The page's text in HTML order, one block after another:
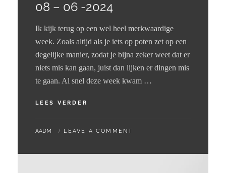
08 – 06 -2024
Ik kijk terug op een wel heel merkwaardige
week. Zoals altijd als je iets op poten zet op een
degelijke manier, zodat je bijna zeker weet dat er
niets mis kan gaan, juist dan lijken er dingen mis
te gaan. Al snel deze week kwam …
LEES VERDER
-2024
BY
AADM LEAVE A COMMENT